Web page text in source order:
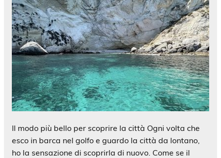
Il modo più bello per scoprire la città Ogni volta che
esco in barca nel golfo e guardo la città da lontano,
ho la sensazione di scoprirla di nuovo. Come se il